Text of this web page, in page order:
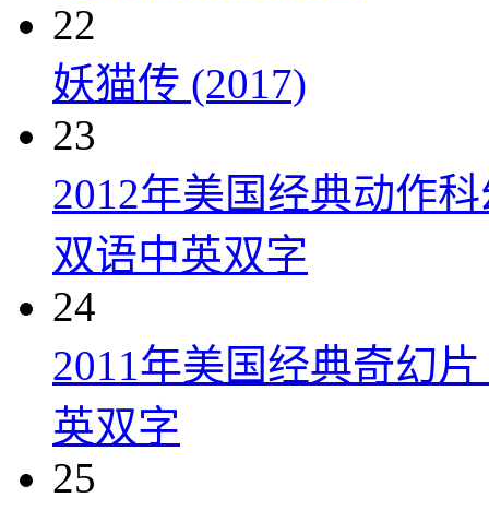
22
妖猫传 (2017)
23
2012年美国经典动作
双语中英双字
24
2011年美国经典奇幻
英双字
25